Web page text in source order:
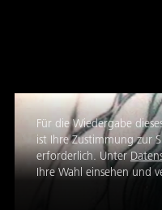
Für die Wiedergabe
ist Ihre Zustimmung zur
erforderlich. Unter
Ihre Wahl einsehen und